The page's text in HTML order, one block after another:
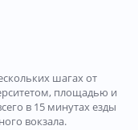
шагах от
площадью и
в 15 минутах езды
вокзала.